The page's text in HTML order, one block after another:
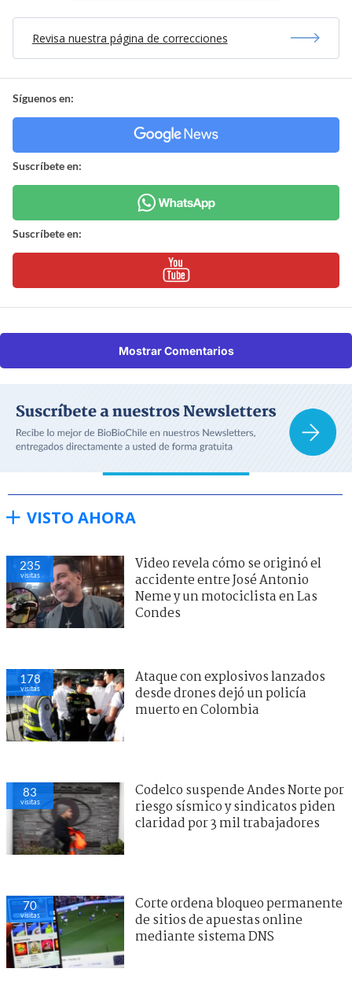
Revisa nuestra página de correcciones
Síguenos en:
Suscríbete en:
Suscríbete en:
Mostrar Comentarios
VISTO AHORA
235
visitas
Video revela cómo se originó el
accidente entre José Antonio
Neme y un motociclista en Las
Condes
178
visitas
Ataque con explosivos lanzados
desde drones dejó un policía
muerto en Colombia
83
visitas
Codelco suspende Andes Norte por
riesgo sísmico y sindicatos piden
claridad por 3 mil trabajadores
70
visitas
Corte ordena bloqueo permanente
de sitios de apuestas online
mediante sistema DNS